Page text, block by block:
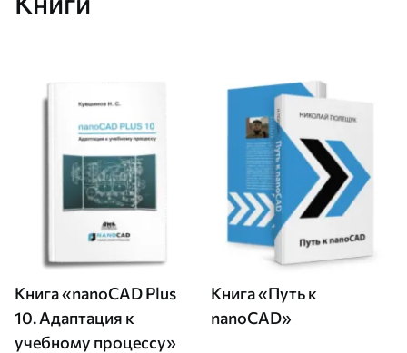
Книга «nanoCAD Plus
10. Адаптация к
учебному процессу»
Книга «Путь к
nanoCAD»